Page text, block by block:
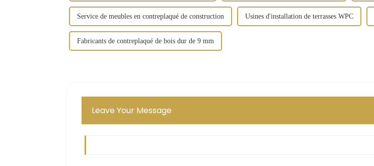
Service de meubles en contreplaqué de construction Usines d'installation de terrasses WPC
Fabricants de contreplaqué de bois dur de 9 mm
Leave Your Message